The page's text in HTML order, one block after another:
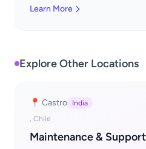
Learn More
Explore Other Locations
📍 Castro
India
, Chile
Maintenance &